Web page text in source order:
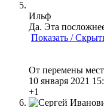
Ильф
Да. Эта
Показать /
От перемены
10 января 2021
+1